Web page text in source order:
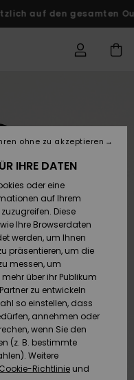
auf den gesamten
IHRE DATEN
oder eine
auf Ihrem
Diese
Ihre Browserdaten
werden, um Ihnen
präsentieren, um die
messen, um
über ihr Publikum
zu entwickeln
so einstellen, dass
annehmen oder
wenn Sie den
(z. B. bestimmte
Weitere
Cookie-Richtlinie und
ohne zu akzeptieren